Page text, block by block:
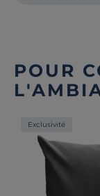
POUR
Exclusivité